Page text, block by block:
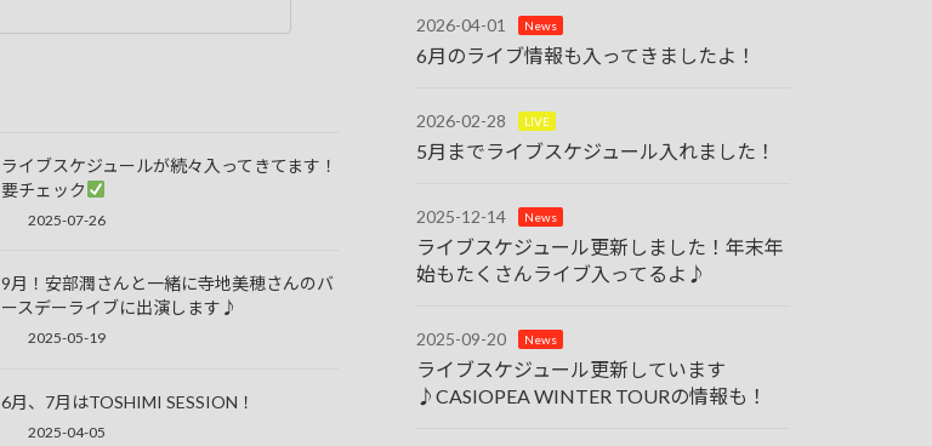
ライブスケジュールが続々入ってきてます！
要チェック
2025-07-26
9月！安部潤さんと一緒に寺地美穂さんのバ
ースデーライブに出演します♪
2025-05-19
6月、7月はTOSHIMI SESSION！
2025-04-05
2026-04-01 News
6月のライブ情報も入ってきましたよ！
2026-02-28 LIVE
5月までライブスケジュール入れました！
2025-12-14 News
ライブスケジュール更新しました！年末年
始もたくさんライブ入ってるよ♪
2025-09-20 News
ライブスケジュール更新しています
♪CASIOPEA WINTER TOURの情報も！